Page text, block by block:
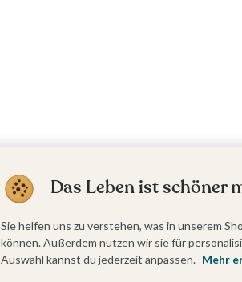
Das Leben ist schöner
Sie helfen uns zu verstehen, was in unserem
können. Außerdem nutzen wir sie für
Auswahl kannst du jederzeit anpassen. Mehr